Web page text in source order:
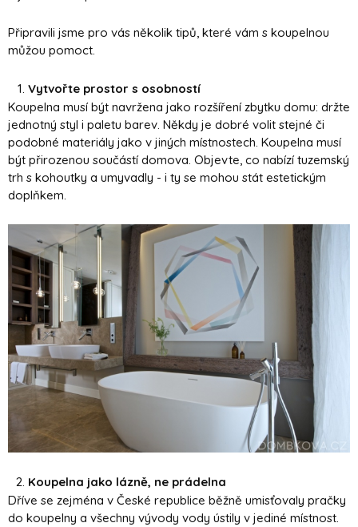
Připravili jsme pro vás několik tipů, které vám s koupelnou
můžou pomoct.
Vytvořte prostor s osobností
Koupelna musí být navržena jako rozšíření zbytku domu: držte
jednotný styl i paletu barev. Někdy je dobré volit stejné či
podobné materiály jako v jiných místnostech. Koupelna musí
být přirozenou součástí domova. Objevte, co nabízí tuzemský
trh s kohoutky a umyvadly - i ty se mohou stát estetickým
doplňkem.
Koupelna jako lázně, ne prádelna
Dříve se zejména v České republice běžně umisťovaly pračky
do koupelny a všechny vývody vody ústily v jediné místnost.